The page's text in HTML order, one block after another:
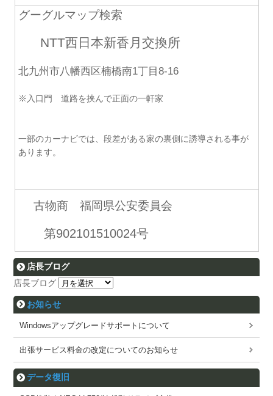
グーグルマップ検索
NTT西日本新香月交換所
北九州市八幡西区楠橋南1丁目8-16
※入口門 道路を挟んで正面の一軒家
一部のカーナビでは、段差がある家の裏側に誘導される事が
あります。
古物商 福岡県公安委員会
第902101510024号
店長ブログ
店長ブログ
お知らせ
Windowsアップグレードサポートについて
出張サービス料金の改定についてのお知らせ
データ復旧